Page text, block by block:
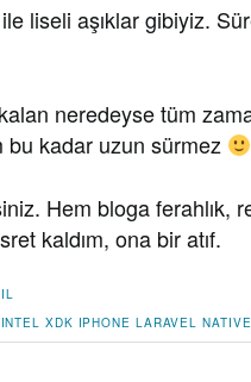
liseli aşıklar gibiyiz.
neredeyse tüm
bu kadar uzun sürmez
Hem bloga ferahlık,
kaldım, ona bir atıf.
INTEL XDK IPHONE LARAVEL NATIVE